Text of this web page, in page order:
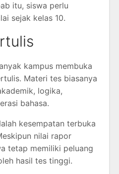
itu, siswa perlu
sejak kelas 10.
kampus membuka
Materi tes biasanya
logika,
bahasa.
kesempatan terbuka
nilai rapor
tetap memiliki peluang
hasil tes tinggi.